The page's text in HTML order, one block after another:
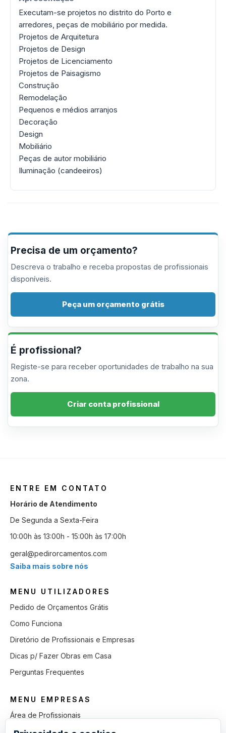
Executam-se projetos no distrito do Porto e
arredores, peças de mobiliário por medida.
Projetos de Arquitetura
Projetos de Design
Projetos de Licenciamento
Projetos de Paisagismo
Construção
Remodelação
Pequenos e médios arranjos
Decoração
Design
Mobiliário
Peças de autor mobiliário
Iluminação (candeeiros)
Precisa de um orçamento?
Descreva o trabalho e receba propostas de profissionais
disponíveis.
Peça um orçamento grátis
É profissional?
Registe-se para receber oportunidades de trabalho na sua
zona.
Criar conta profissional
ENTRE EM CONTATO
Horário de Atendimento
De Segunda a Sexta-Feira
10:00h às 13:00h - 15:00h às 17:00h
geral@pedirorcamentos.com
Saiba mais sobre nós
MENU UTILIZADORES
Pedido de Orçamentos Grátis
Como Funciona
Diretório de Profissionais e Empresas
Dicas p/ Fazer Obras em Casa
Perguntas Frequentes
MENU EMPRESAS
Área de Profissionais
Como Funciona